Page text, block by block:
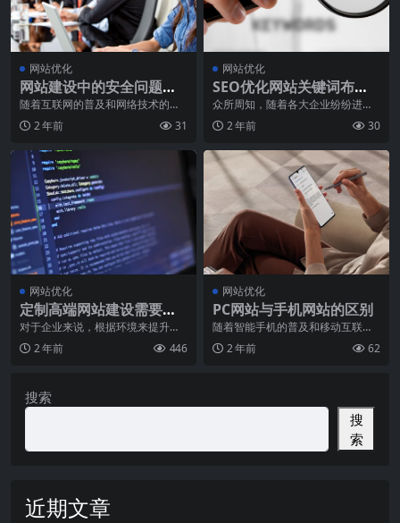
网站优化
网站建设中的安全问题与
防范措施
随着互联网的普及和网络技术的不
断发展，网站建设过程中的安全问
题变得越来越突出。各
2 年前 31
网站优化
SEO优化网站关键词布局
技巧的一般知识
众所周知，随着各大企业纷纷进入
互联网，网络营销变得异常激烈。
特别是近年来，竞价推
2 年前 30
网站优化
定制高端网站建设需要具
备哪些条件？
对于企业来说，根据环境来提升自
己的网站模式和专业化水平是非常
重要的。企业需要不断
2 年前 446
网站优化
PC网站与手机网站的区别
随着智能手机的普及和移动互联网
技术的快速发展，手机网站的发展
势头迅猛，成为了人们
2 年前 62
搜索
搜
索
近期文章